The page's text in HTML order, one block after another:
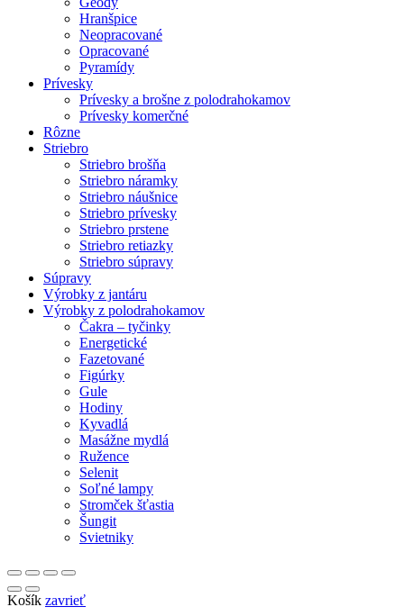
Hranšpice
Neopracované
Opracované
Pyramídy
Prívesky
Prívesky a brošne z polodrahokamov
Prívesky komerčné
Rôzne
Striebro
Striebro brošňa
Striebro náramky
Striebro náušnice
Striebro prívesky
Striebro prstene
Striebro retiazky
Striebro súpravy
Súpravy
Výrobky z jantáru
Výrobky z polodrahokamov
Čakra – tyčinky
Energetické
Fazetované
Figúrky
Gule
Hodiny
Kyvadlá
Masážne mydlá
Ružence
Selenit
Soľné lampy
Stromček šťastia
Šungit
Svietniky
Košík zavrieť